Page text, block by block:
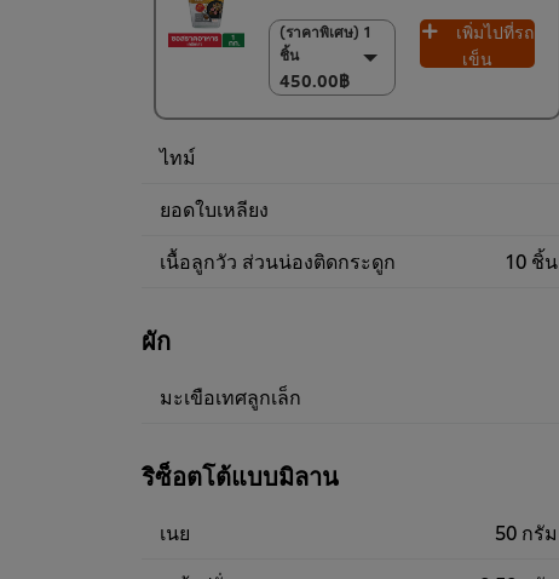
(ราคาพิเศษ) 1
ชิ้น
450.00฿
(ราคาพิเศษ) 1 ชิ้น
450.00฿
(ราคาพิเศษ) แพ็ค
เพิ่มไปที่รถ
เข็น
ไทม์
ยอดใบเหลียง
เนื้อลูกวัว ส่วนน่องติดกระดูก
10 ชิ้น
ผัก
มะเขือเทศลูกเล็ก
ริซ็อตโต้แบบมิลาน
เนย
50 กรัม